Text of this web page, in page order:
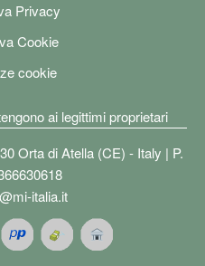
Privacy
Cookie
cookie
ai legittimi proprietari
Orta di Atella (CE) - Italy | P.
italia.it